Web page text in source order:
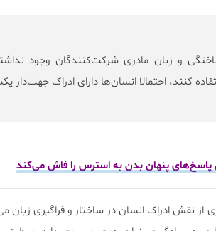
و زبان مادری شرکت‌کنندگان وجود
کنند، احتمالا انسان‌ها دارای ادراک جهت‌دار
پاسخ‌های پنهان بدن به استرس را فاش می‌کند
از نقش ادراک انسان در ساختار و فراگیری